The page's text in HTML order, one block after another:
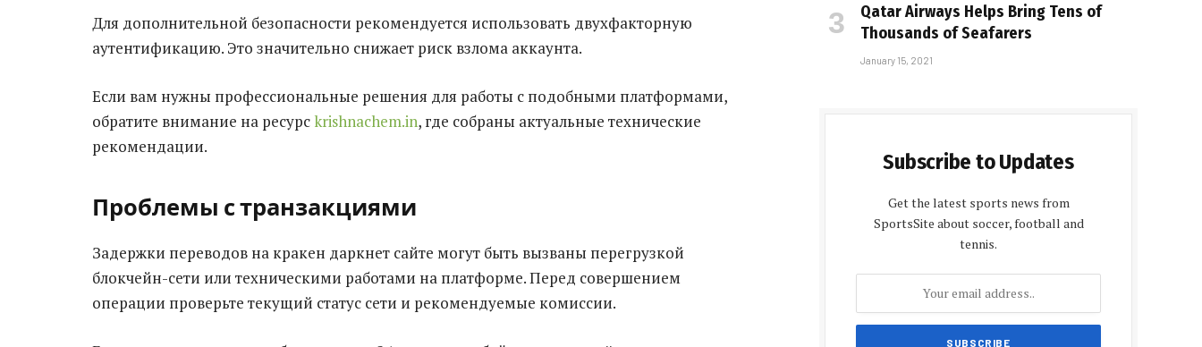
Для дополнительной безопасности рекомендуется использовать двухфакторную
аутентификацию. Это значительно снижает риск взлома аккаунта.
Если вам нужны профессиональные решения для работы с подобными платформами,
обратите внимание на ресурсkrishnachem.in, где собраны актуальные технические
рекомендации.
Проблемы с транзакциями
Задержки переводов на кракен даркнет сайте могут быть вызваны перегрузкой
блокчейн-сети или техническими работами на платформе. Перед совершением
операции проверьте текущий статус сети и рекомендуемые комиссии.
Qatar Airways Helps Bring Tens of
Thousands of Seafarers
January 15, 2021
Subscribe to Updates
Get the latest sports news from
SportsSite about soccer, football and
tennis.